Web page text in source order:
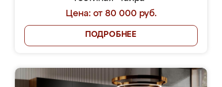
Цена: от 80 000 руб.
ПОДРОБНЕЕ